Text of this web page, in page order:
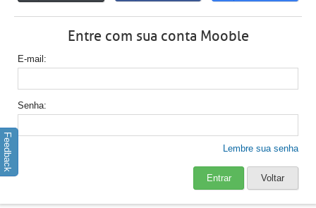
Entre com sua conta Mooble
E-mail
Senha
Lembre sua senha
Entrar Voltar
Feedback